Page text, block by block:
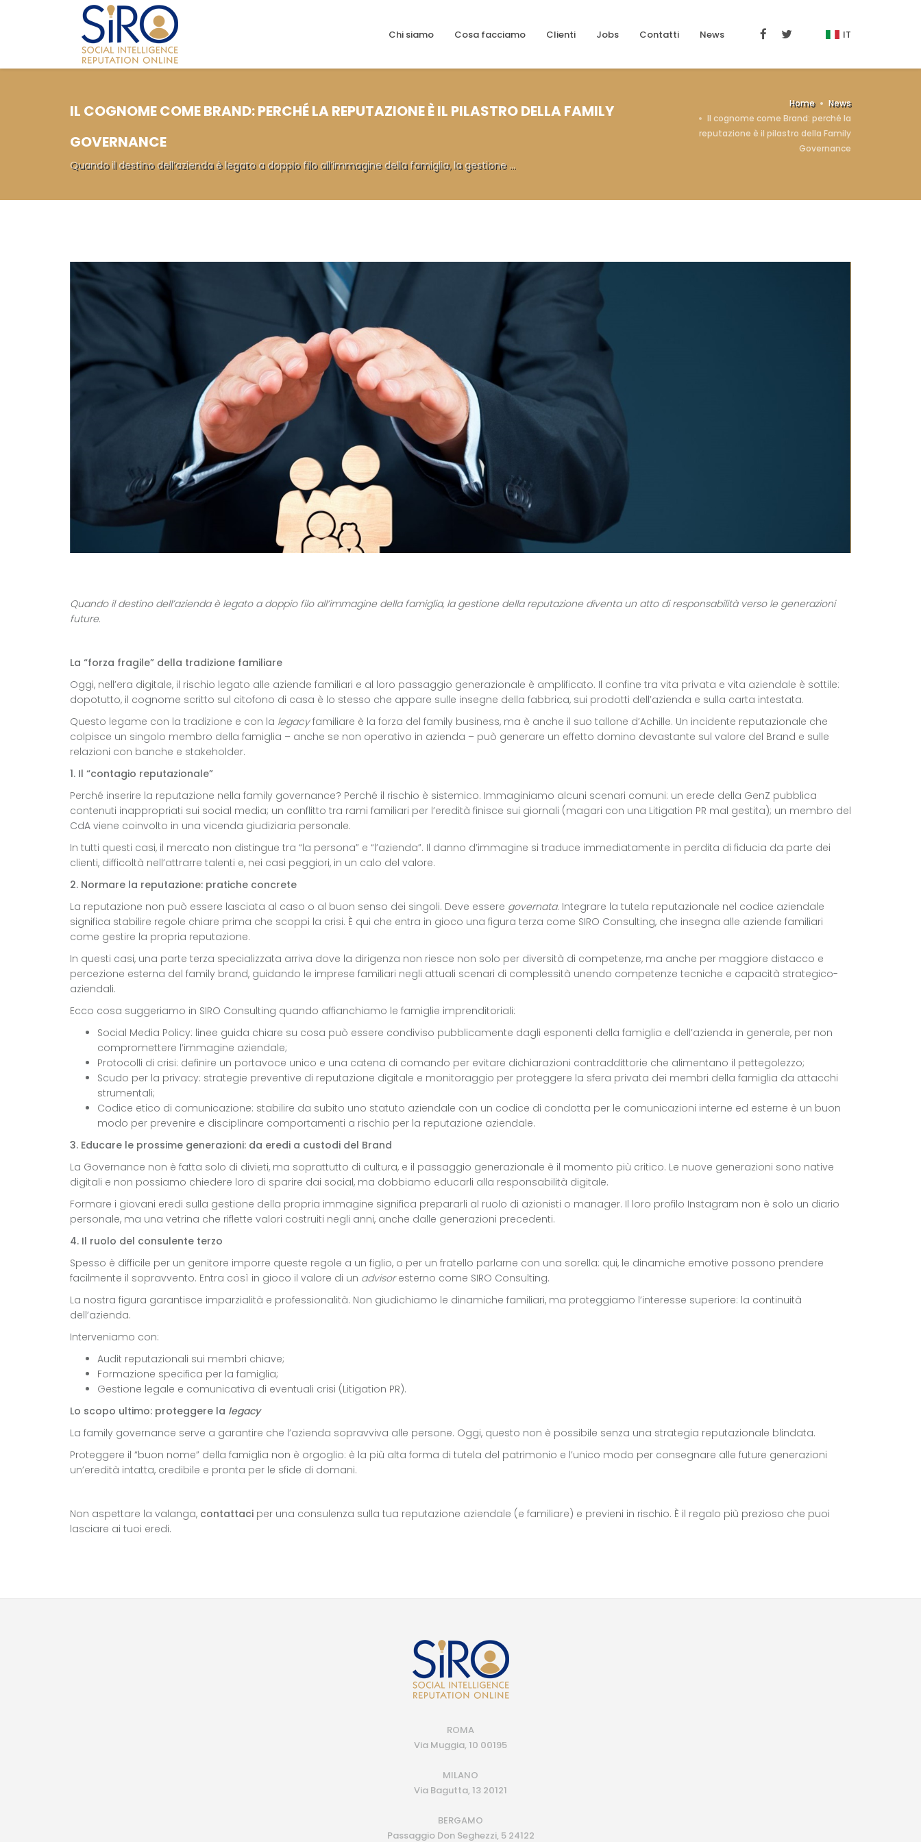
Chi siamo Cosa facciamo Clienti Jobs Contatti News IT
IL COGNOME COME BRAND: PERCHÉ LA REPUTAZIONE È IL PILASTRO DELLA FAMILY
GOVERNANCE
Quando il destino dell’azienda è legato a doppio filo all’immagine della famiglia, la gestione ...
Home
News
Il cognome come Brand: perché la
reputazione è il pilastro della Family
Governance
Quando il destino dell’azienda è legato a doppio filo all’immagine della famiglia, la gestione della reputazione diventa un atto di responsabilità verso le generazioni
future.
La “forza fragile” della tradizione familiare
Oggi, nell’era digitale, il rischio legato alle aziende familiari e al loro passaggio generazionale è amplificato. Il confine tra vita privata e vita aziendale è sottile:
dopotutto, il cognome scritto sul citofono di casa è lo stesso che appare sulle insegne della fabbrica, sui prodotti dell’azienda e sulla carta intestata.
Questo legame con la tradizione e con la legacyfamiliare è la forza del family business, ma è anche il suo tallone d’Achille. Un incidente reputazionale che
colpisce un singolo membro della famiglia – anche se non operativo in azienda – può generare un effetto domino devastante sul valore del Brand e sulle
relazioni con banche e stakeholder.
1. Il “contagio reputazionale”
Perché inserire la reputazione nella family governance? Perché il rischio è sistemico. Immaginiamo alcuni scenari comuni: un erede della GenZ pubblica
contenuti inappropriati sui social media; un conflitto tra rami familiari per l’eredità finisce sui giornali (magari con una Litigation PR mal gestita); un membro del
CdA viene coinvolto in una vicenda giudiziaria personale.
In tutti questi casi, il mercato non distingue tra “la persona” e “l’azienda”. Il danno d’immagine si traduce immediatamente in perdita di fiducia da parte dei
clienti, difficoltà nell’attrarre talenti e, nei casi peggiori, in un calo del valore.
2. Normare la reputazione: pratiche concrete
La reputazione non può essere lasciata al caso o al buon senso dei singoli. Deve essere governata. Integrare la tutela reputazionale nel codice aziendale
significa stabilire regole chiare prima che scoppi la crisi. È qui che entra in gioco una figura terza come SIRO Consulting, che insegna alle aziende familiari
come gestire la propria reputazione.
In questi casi, una parte terza specializzata arriva dove la dirigenza non riesce non solo per diversità di competenze, ma anche per maggiore distacco e
percezione esterna del family brand, guidando le imprese familiari negli attuali scenari di complessità unendo competenze tecniche e capacità strategico-
aziendali.
Ecco cosa suggeriamo in SIRO Consulting quando affianchiamo le famiglie imprenditoriali:
Social Media Policy: linee guida chiare su cosa può essere condiviso pubblicamente dagli esponenti della famiglia e dell’azienda in generale, per non
compromettere l’immagine aziendale;
Protocolli di crisi: definire un portavoce unico e una catena di comando per evitare dichiarazioni contraddittorie che alimentano il pettegolezzo;
Scudo per la privacy: strategie preventive di reputazione digitale e monitoraggio per proteggere la sfera privata dei membri della famiglia da attacchi
strumentali;
Codice etico di comunicazione: stabilire da subito uno statuto aziendale con un codice di condotta per le comunicazioni interne ed esterne è un buon
modo per prevenire e disciplinare comportamenti a rischio per la reputazione aziendale.
3. Educare le prossime generazioni: da eredi a custodi del Brand
La Governance non è fatta solo di divieti, ma soprattutto di cultura, e il passaggio generazionale è il momento più critico. Le nuove generazioni sono native
digitali e non possiamo chiedere loro di sparire dai social, ma dobbiamo educarli alla responsabilità digitale.
Formare i giovani eredi sulla gestione della propria immagine significa prepararli al ruolo di azionisti o manager. Il loro profilo Instagram non è solo un diario
personale, ma una vetrina che riflette valori costruiti negli anni, anche dalle generazioni precedenti.
4. Il ruolo del consulente terzo
Spesso è difficile per un genitore imporre queste regole a un figlio, o per un fratello parlarne con una sorella: qui, le dinamiche emotive possono prendere
facilmente il sopravvento. Entra così in gioco il valore di un advisoresterno come SIRO Consulting.
La nostra figura garantisce imparzialità e professionalità. Non giudichiamo le dinamiche familiari, ma proteggiamo l’interesse superiore: la continuità
dell’azienda.
Interveniamo con:
Audit reputazionali sui membri chiave;
Formazione specifica per la famiglia;
Gestione legale e comunicativa di eventuali crisi (Litigation PR).
Lo scopo ultimo: proteggere la legacy
La family governance serve a garantire che l’azienda sopravviva alle persone. Oggi, questo non è possibile senza una strategia reputazionale blindata.
Proteggere il “buon nome” della famiglia non è orgoglio: è la più alta forma di tutela del patrimonio e l’unico modo per consegnare alle future generazioni
un’eredità intatta, credibile e pronta per le sfide di domani.
Non aspettare la valanga, contattaci per una consulenza sulla tua reputazione aziendale (e familiare) e previeni in rischio. È il regalo più prezioso che puoi
lasciare ai tuoi eredi.
ROMA
Via Muggia, 10 00195
MILANO
Via Bagutta, 13 20121
BERGAMO
Passaggio Don Seghezzi, 5 24122